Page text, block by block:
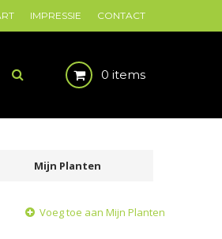
IMPRESSIE CONTACT
0 items
Mijn Planten
Voeg toe aan Mijn Planten